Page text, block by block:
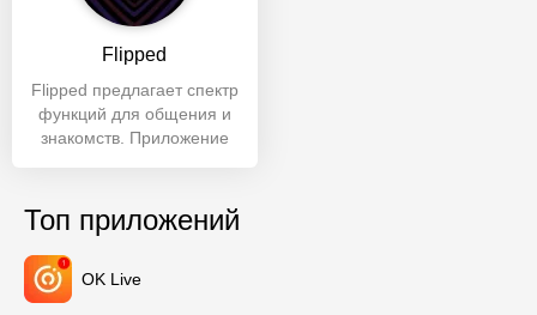
Flipped
Flipped предлагает спектр
функций для общения и
знакомств. Приложение
Топ приложений
OK Live